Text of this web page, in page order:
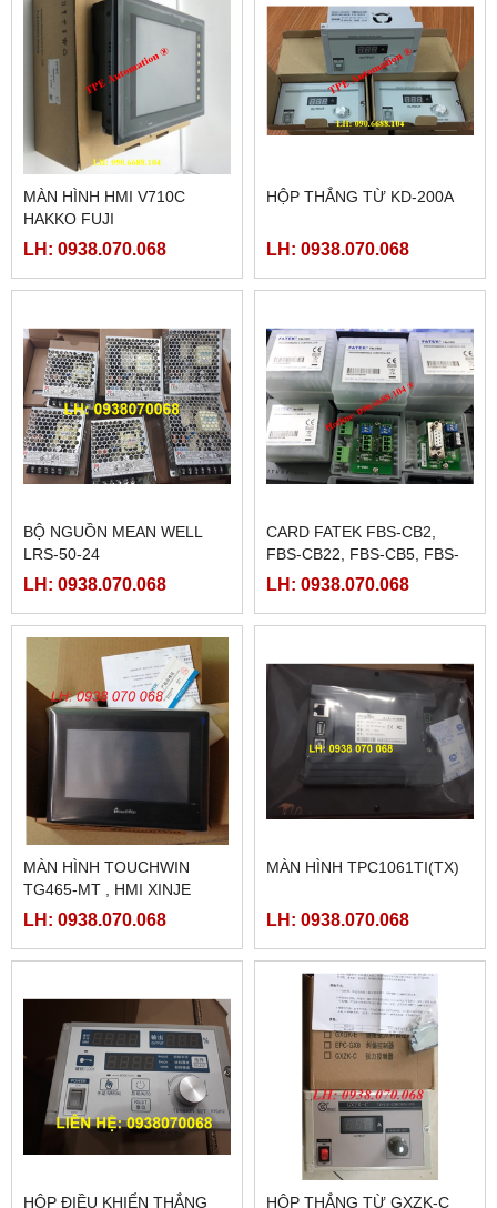
MÀN HÌNH HMI V710C
HAKKO FUJI
LH: 0938.070.068
HỘP THẮNG TỪ KD-200A
LH: 0938.070.068
BỘ NGUỒN MEAN WELL
LRS-50-24
LH: 0938.070.068
CARD FATEK FBS-CB2,
FBS-CB22, FBS-CB5, FBS-
CB25, FBS-CB55
LH: 0938.070.068
MÀN HÌNH TOUCHWIN
TG465-MT , HMI XINJE
TG465-MT
LH: 0938.070.068
MÀN HÌNH TPC1061TI(TX)
LH: 0938.070.068
HỘP ĐIỀU KHIỂN THẮNG HỘP THẮNG TỪ GXZK-C